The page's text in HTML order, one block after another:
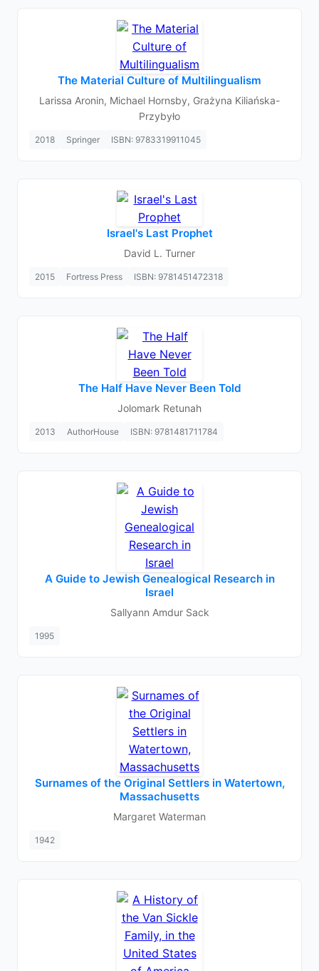
The Material Culture of Multilingualism
Larissa Aronin, Michael Hornsby, Grażyna Kiliańska-
Przybyło
2018 Springer ISBN: 9783319911045
Israel's Last Prophet
David L. Turner
2015 Fortress Press ISBN: 9781451472318
The Half Have Never Been Told
Jolomark Retunah
2013 AuthorHouse ISBN: 9781481711784
A Guide to Jewish Genealogical Research in
Israel
Sallyann Amdur Sack
1995
Surnames of the Original Settlers in Watertown,
Massachusetts
Margaret Waterman
1942